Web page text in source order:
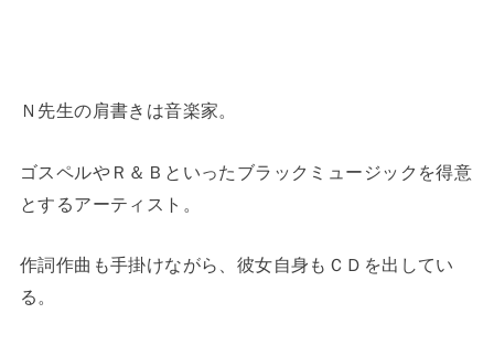
Ｎ先生の肩書きは音楽家。
ゴスペルやＲ＆Ｂといったブラックミュージックを得意
とするアーティスト。
作詞作曲も手掛けながら、彼女自身もＣＤを出してい
る。